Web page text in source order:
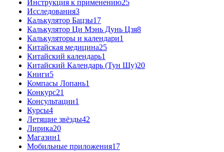
Инструкция к применению25
Исследования3
Калькулятор Бацзы17
Калькулятор Ци Мэнь Дунь Цзя8
Калькуляторы и календари1
Китайская медицина25
Китайский календарь1
Китайский Календарь (Тун Шу)20
Книги5
Компасы Лопань1
Конкурс21
Консультации1
Курсы4
Летящие звёзды42
Лирика20
Магазин1
Мобильные приложения17